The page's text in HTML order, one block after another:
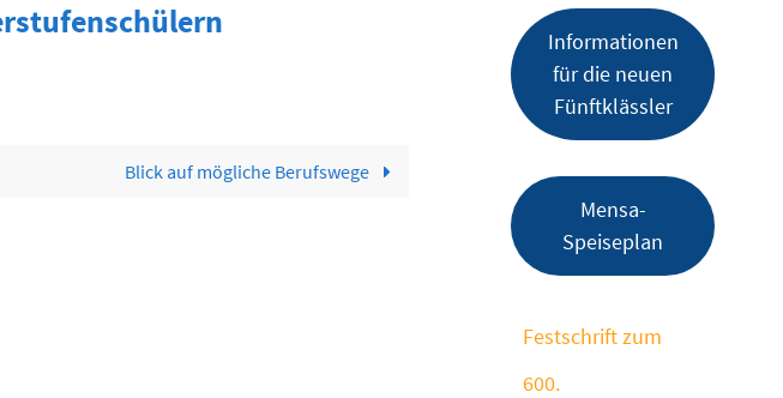
Blick auf mögliche Berufswege
Informationen
für die neuen
Fünftklässler
Mensa-
Speiseplan
Festschrift zum
600.